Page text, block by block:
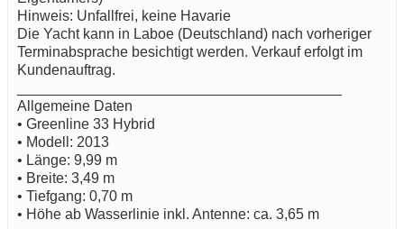
Hinweis: Unfallfrei, keine Havarie
Die Yacht kann in Laboe (Deutschland) nach vorheriger
Terminabsprache besichtigt werden. Verkauf erfolgt im
Kundenauftrag.
Allgemeine Daten
• Greenline 33 Hybrid
• Modell: 2013
• Länge: 9,99 m
• Breite: 3,49 m
• Tiefgang: 0,70 m
• Höhe ab Wasserlinie inkl. Antenne: ca. 3,65 m